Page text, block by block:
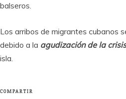
balseros.
Los arribos de migrantes cubanos
debido a la agudización de la
isla.
COMPARTIR